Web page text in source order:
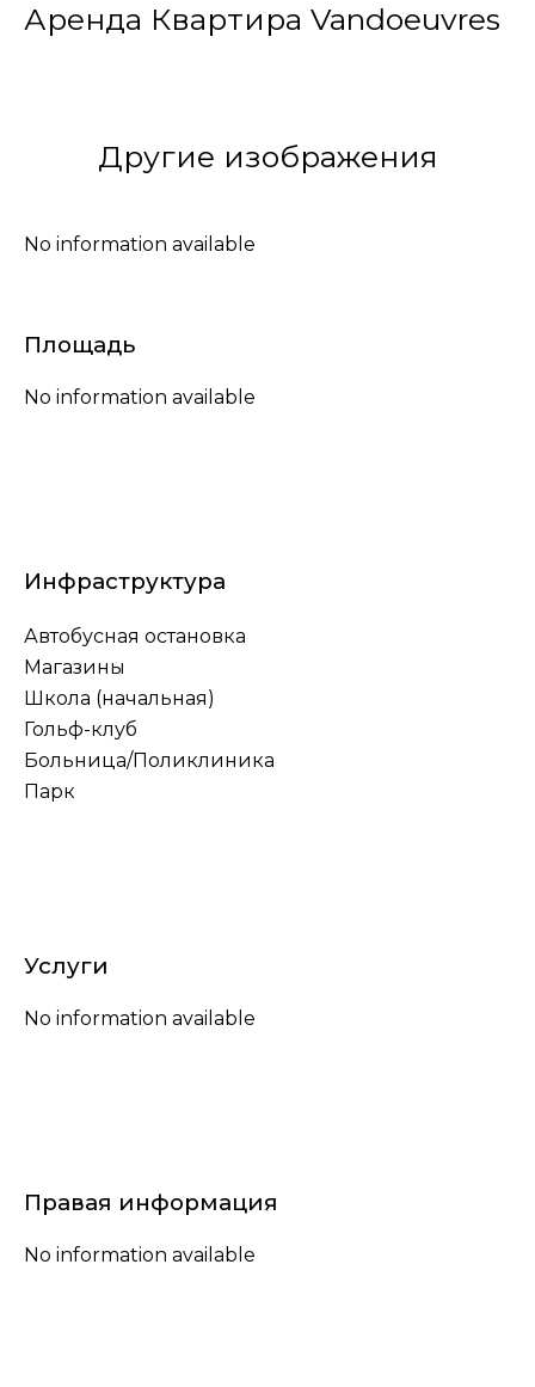
Аренда Квартира Vandoeuvres
Другие изображения
No information available
Площадь
No information available
Инфраструктура
Автобусная остановка
Магазины
Школа (начальная)
Гольф-клуб
Больница/Поликлиника
Парк
Услуги
No information available
Правая информация
No information available